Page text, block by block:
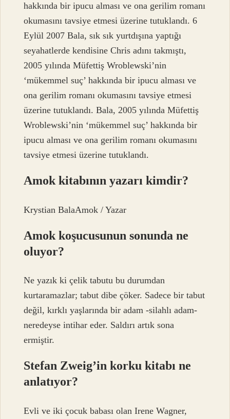
hakkında bir ipucu alması ve ona gerilim romanı
okumasını tavsiye etmesi üzerine tutuklandı. 6
Eylül 2007 Bala, sık sık yurtdışına yaptığı
seyahatlerde kendisine Chris adını takmıştı,
2005 yılında Müfettiş Wroblewski’nin
‘mükemmel suç’ hakkında bir ipucu alması ve
ona gerilim romanı okumasını tavsiye etmesi
üzerine tutuklandı. Bala, 2005 yılında Müfettiş
Wroblewski’nin ‘mükemmel suç’ hakkında bir
ipucu alması ve ona gerilim romanı okumasını
tavsiye etmesi üzerine tutuklandı.
Amok kitabının yazarı kimdir?
Krystian BalaAmok / Yazar
Amok koşucusunun sonunda ne
oluyor?
Ne yazık ki çelik tabutu bu durumdan
kurtaramazlar; tabut dibe çöker. Sadece bir tabut
değil, kırklı yaşlarında bir adam -silahlı adam-
neredeyse intihar eder. Saldırı artık sona
ermiştir.
Stefan Zweig’in korku kitabı ne
anlatıyor?
Evli ve iki çocuk babası olan Irene Wagner,